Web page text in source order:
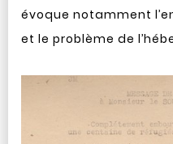
évoque notamment
et le problème de